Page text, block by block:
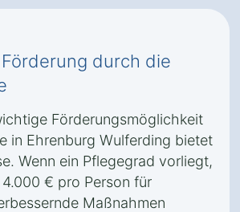
durch die
Förderungsmöglichkeit
in Ehrenburg Wulferding bietet
Wenn ein Pflegegrad vorliegt,
€ pro Person für
Maßnahmen